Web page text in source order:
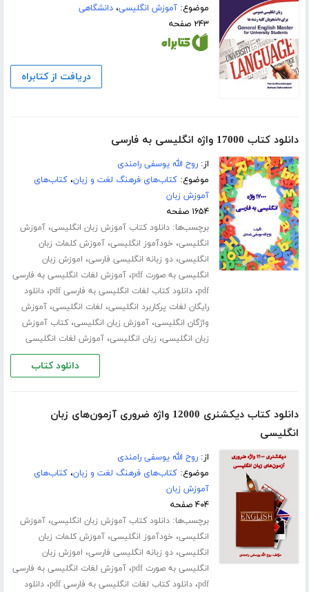
موضوع:آموزش انگلیسی،دانشگاهی
۲۴۳ صفحه
دریافت از کتابراه
دانلود کتاب 17000 واژه انگلیسی به فارسی
از:روح الله یوسفی رامندی
موضوع:کتاب‌های فرهنگ لغت و زبان،کتاب‌های
آموزش زبان
۱۶۵۴ صفحه
برچسب‌ها:دانلود کتاب آموزش زبان انگلیسی،آموزش
انگلیسی، خودآموز انگلیسی،آموزش کلمات زبان
انگلیسی،دو زبانه انگلیسی فارسی، اموزش زبان
انگلیسی به صورت pdf
،آموزش لغات انگلیسی به فارسی
pdf،دانلود کتاب لغات انگلیسی به فارسی pdf ،دانلود
رایگان لغات پرکاربرد انگلیسی، لغات انگلیسی،آموزش
واژگان انگلیسی،آموزش زبان انگلیسی،کتاب آموزش
زبان انگلیسی، زبان انگلیسی،آموزش لغات انگلیسی
دانلود کتاب
دانلود کتاب دیکشنری 12000 واژه ضروری آزمون‌های زبان
انگلیسی
از:روح الله یوسفی رامندی
موضوع:کتاب‌های فرهنگ لغت و زبان،کتاب‌های
آموزش زبان
۴۰۴ صفحه
برچسب‌ها:دانلود کتاب آموزش زبان انگلیسی،آموزش
انگلیسی، خودآموز انگلیسی،آموزش کلمات زبان
انگلیسی،دو زبانه انگلیسی فارسی، اموزش زبان
انگلیسی به صورت pdf
،آموزش لغات انگلیسی به فارسی
pdf،دانلود کتاب لغات انگلیسی به فارسی pdf ،دانلود